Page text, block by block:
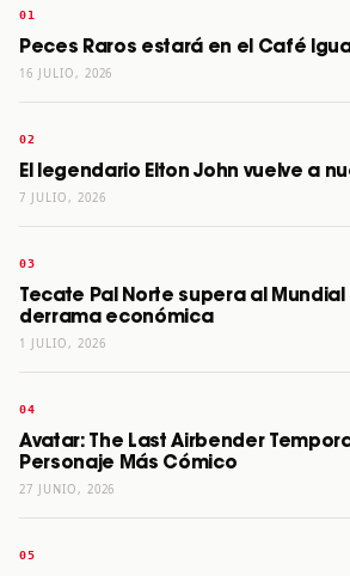
Peces Raros estará en el Café
16 JULIO, 2026
El legendario Elton John vuelve a
7 JULIO, 2026
Tecate Pal Norte supera al Mundial
derrama económica
1 JULIO, 2026
Avatar: The Last Airbender
Personaje Más Cómico
27 JUNIO, 2026